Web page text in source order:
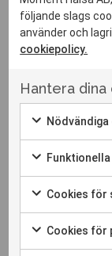
med
ohälsa och
barns
Ångest
Konflikter
följande slags
använder och
cookiepolicy.
Hantera
Nödvändiga
Markera
för
att
samtycka
till
Markera
för
att
samtycka
Cookies för
Markera
förCookies för
Markera